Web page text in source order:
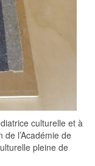
culturelle et à
de l’Académie de
pleine de